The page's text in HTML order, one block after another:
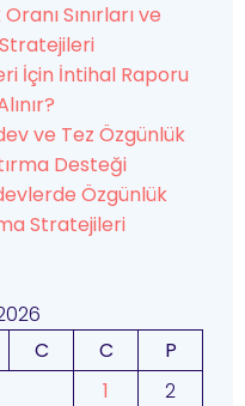
Sınırları ve
İçin İntihal Raporu
ve Tez Özgünlük
Desteği
Özgünlük
Stratejileri
C C
P
1
2